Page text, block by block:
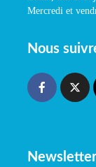
Mercredi et
Nous
Newsletter